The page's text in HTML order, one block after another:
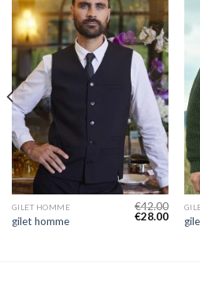
GILET HOMME
gilet homme
€42.00
€28.00